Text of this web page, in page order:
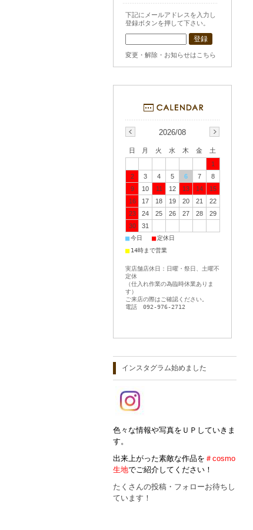
下記にメールアドレスを入力し
登録ボタンを押して下さい。
変更・解除・お知らせはこちら
2026/08
日 月 火 水 木 金
土
1
2
3 4 5 6 7
8
9
10 11 12 13 14
15
16
17 18 19 20 21
22
23
24 25 26 27 28
29
30
31
■今日 ■定休日
■ 14時まで営業
実店舗店休日：日曜・祭日、土曜不
定休
（仕入れ作業の為臨時休業ありま
す）
ご来店の際はご確認ください。
電話 092-976-2712
インスタグラム始めました
色々な情報や写真をＵＰしていきま
す。
出来上がった素敵な作品を ＃cosmo
生地でご紹介してください！
たくさんの投稿・フォローお待ちし
ています！